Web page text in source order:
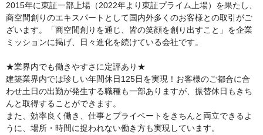
2015年に東証一部上場（2022年より東証プライム上場）を果たし、
商空間創りのエキスパートとして国内外多くのお客様との取引がご
ざいます。「商空間創りを通じ、皆の笑顔を創り出すこと」を企業
ミッションに掲げ、日々進化を続けている会社です。
★業界内でも働きやすさに定評あり★
建築業界内では珍しい年間休日125日を実現！お客様のご都合に合
わせ土日の出勤が発生する職種も一部ありますが、振替休日もきち
んと取得することができます。
また、効率良く働き、仕事とプライベートをきちんと両立できるよ
うに、場所・時間に捉われない働き方も実現しています。